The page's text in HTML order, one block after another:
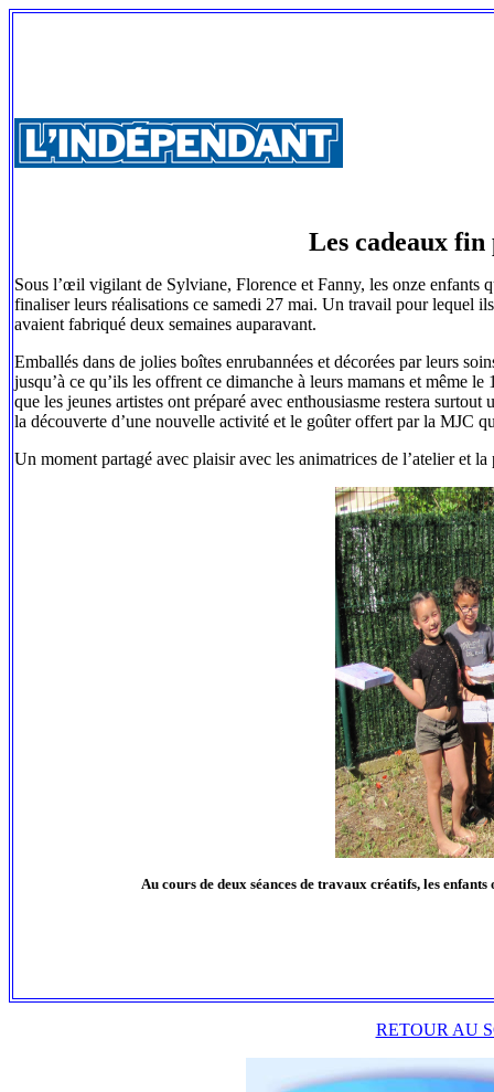
Les cadeaux fin
Sous l’œil vigilant de Sylviane, Florence et Fanny, les onze enfants
finaliser leurs réalisations ce samedi 27 mai. Un travail pour lequel
avaient fabriqué deux semaines auparavant.
Emballés dans de jolies boîtes enrubannées et décorées par leurs
jusqu’à ce qu’ils les offrent ce dimanche à leurs mamans et même
que les jeunes artistes ont préparé avec enthousiasme restera
la découverte d’une nouvelle activité et le goûter offert par la MJC
Un moment partagé avec plaisir avec les animatrices de l’atelier et
Au cours de deux séances de travaux créatifs, les
RETOUR AU